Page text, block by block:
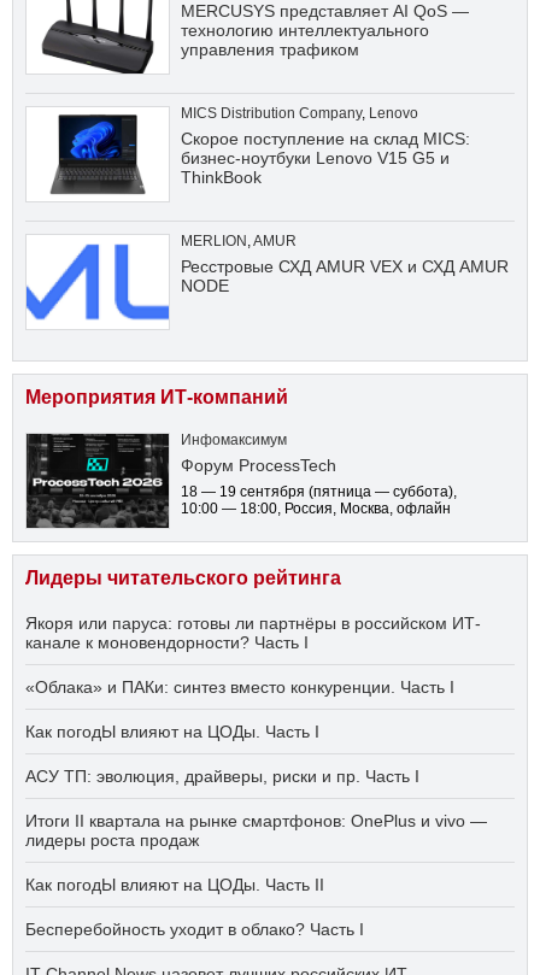
MERCUSYS представляет AI QoS —
технологию интеллектуального
управления трафиком
MICS Distribution Company, Lenovo
Скорое поступление на склад MICS:
бизнес-ноутбуки Lenovo V15 G5 и
ThinkBook
MERLION AMUR
Ресстровые СХД AMUR VEX и СХД AMUR
NODE
Мероприятия ИТ-компаний
Инфомаксимум
Форум ProcessTech
18 — 19 сентября (пятница — суббота)
10:00 — 18:00 , Россия, Москва, офлайн
Лидеры читательского рейтинга
Якоря или паруса: готовы ли партнёры в российском ИТ-
канале к моновендорности? Часть I
«Облака» и ПАКи: синтез вместо конкуренции. Часть I
Как погодЫ влияют на ЦОДы. Часть I
АСУ ТП: эволюция, драйверы, риски и пр. Часть I
Итоги II квартала на рынке смартфонов: OnePlus и vivo —
лидеры роста продаж
Как погодЫ влияют на ЦОДы. Часть II
Бесперебойность уходит в облако? Часть I